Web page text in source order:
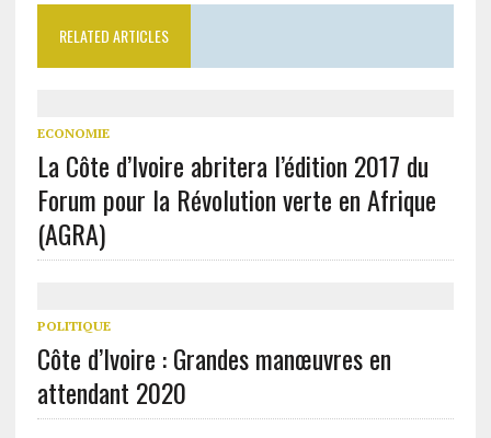
RELATED ARTICLES
ECONOMIE
La Côte d’Ivoire abritera l’édition 2017 du
Forum pour la Révolution verte en Afrique
(AGRA)
POLITIQUE
Côte d’Ivoire : Grandes manœuvres en
attendant 2020